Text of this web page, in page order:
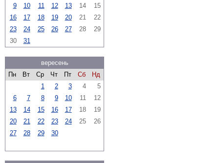
9
10 11 12 13 14
15
16
17 18 19 20 21
22
23
24 25 26 27 28
29
30
31
вересень
Пн
Вт Ср Чт Пт Сб
Нд
1
2 3 4
5
6
7 8 9 10 11
12
13
14 15 16 17 18
19
20
21 22 23 24 25
26
27
28 29 30